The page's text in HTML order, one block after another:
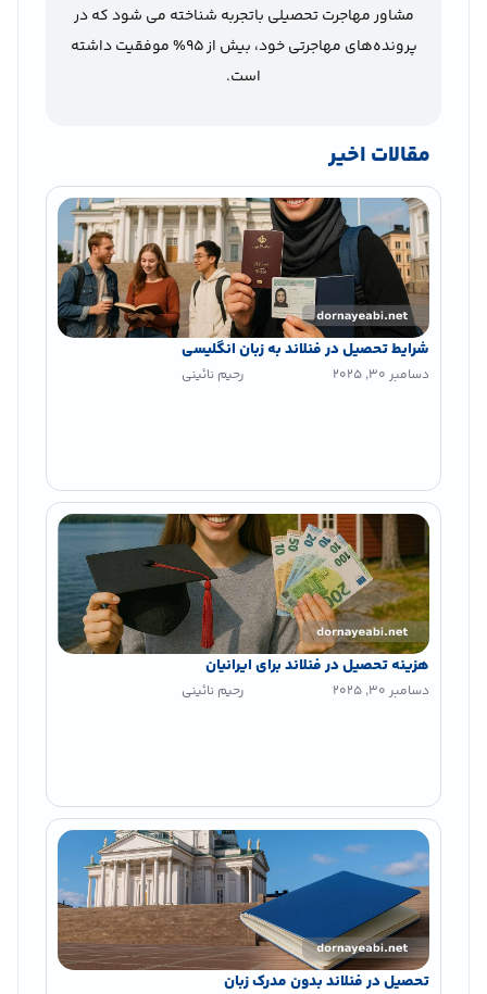
مشاور مهاجرت تحصیلی باتجربه شناخته می شود که در
پرونده‌های مهاجرتی خود، بیش از 95% موفقیت داشته
است.
مقالات اخیر
شرایط تحصیل در فنلاند به زبان انگلیسی
دسامبر 30, 2025 رحیم نائینی
هزینه تحصیل در فنلاند برای ایرانیان
دسامبر 30, 2025 رحیم نائینی
تحصیل در فنلاند بدون مدرک زبان